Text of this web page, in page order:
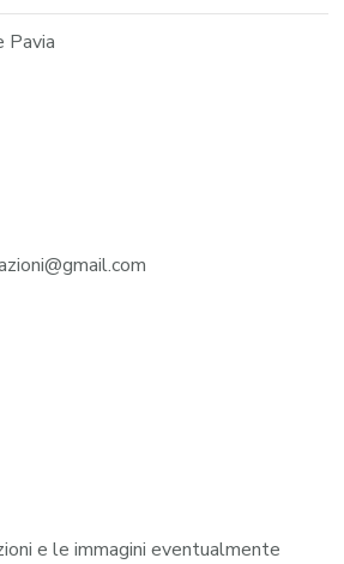
Pavia
e le immagini eventualmente